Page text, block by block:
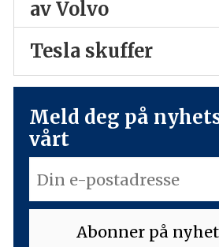
av Volvo
Tesla skuffer
Meld deg på
vårt